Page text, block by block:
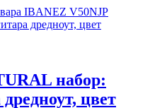
набор:
цвет